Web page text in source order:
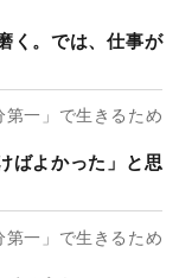
く。では、仕事が
一」で生きるため
ばよかった」と思
一」で生きるため